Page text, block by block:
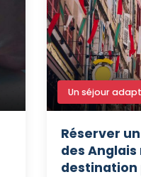
Un séjour
Réserver
des Anglais
destination